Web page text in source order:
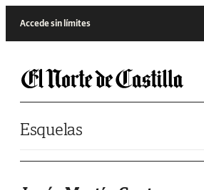
Accede sin límites
Esquelas